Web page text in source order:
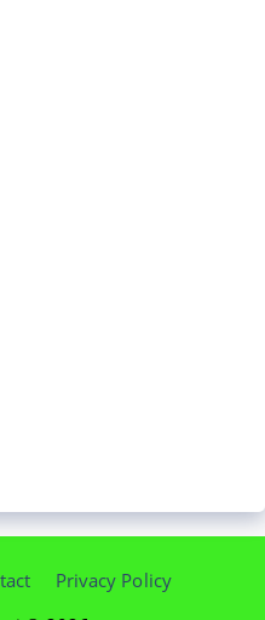
Privacy Policy